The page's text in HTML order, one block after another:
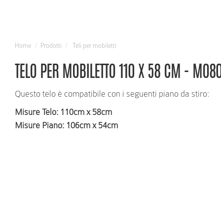
Home Prodotti Teli per mobiletti
TELO PER MOBILETTO 110 X 58 CM -
Questo telo è compatibile con i seguenti piano da stiro:
Misure Telo: 110cm x 58cm
Misure Piano: 106cm x 54cm